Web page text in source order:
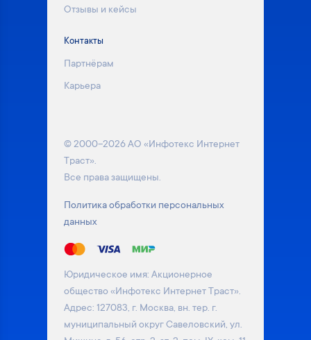
Отзывы и кейсы
Контакты
Партнёрам
Карьера
© 2000–2026 АО «Инфотекс Интернет
Траст».
Все права защищены.
Политика обработки персональных
данных
Юридическое имя: Акционерное
общество «Инфотекс Интернет Траст».
Адрес: 127083, г. Москва, вн. тер. г.
муниципальный округ Савеловский, ул.